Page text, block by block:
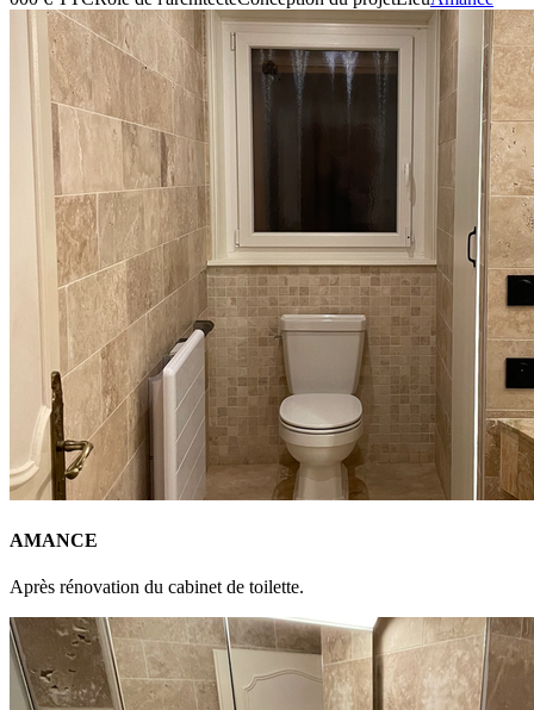
AMANCE
Après rénovation du cabinet de toilette.